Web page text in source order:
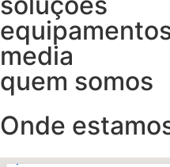
media
quem somos
Onde